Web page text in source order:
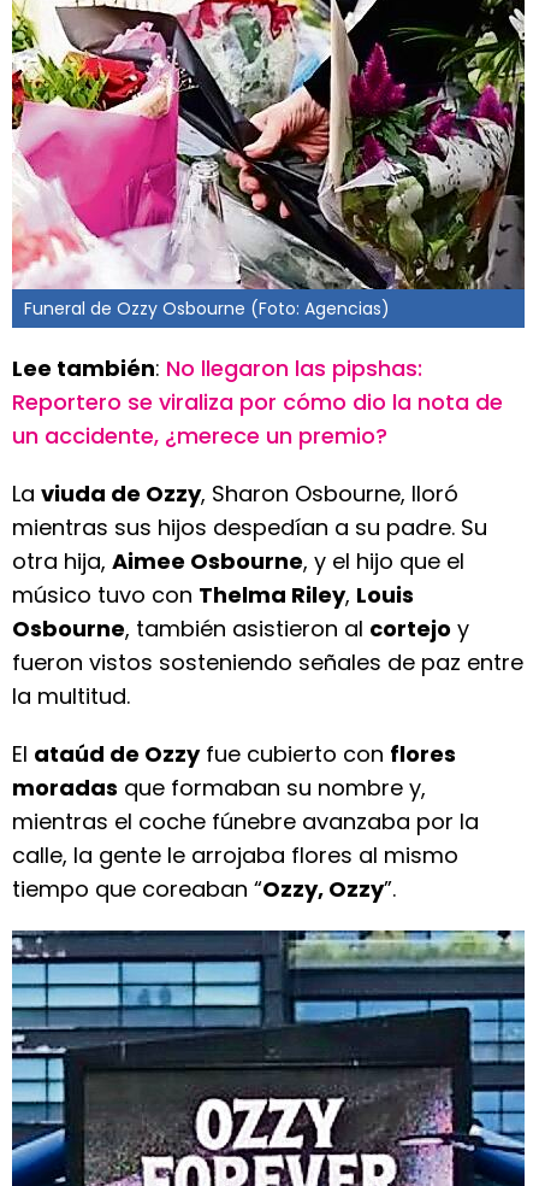
Funeral de Ozzy Osbourne (Foto: Agencias)
Lee también: No llegaron las pipshas:
Reportero se viraliza por cómo dio la nota de
un accidente, ¿merece un premio?
La viuda de Ozzy, Sharon Osbourne, lloró
mientras sus hijos despedían a su padre. Su
otra hija, Aimee Osbourne, y el hijo que el
músico tuvo con Thelma Riley, Louis
Osbourne, también asistieron al cortejo y
fueron vistos sosteniendo señales de paz entre
la multitud.
El ataúd de Ozzyfue cubierto con flores
moradas que formaban su nombre y,
mientras el coche fúnebre avanzaba por la
calle, la gente le arrojaba flores al mismo
tiempo que coreaban “Ozzy, Ozzy”.